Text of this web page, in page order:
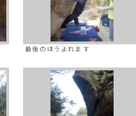
最後のほうよれます